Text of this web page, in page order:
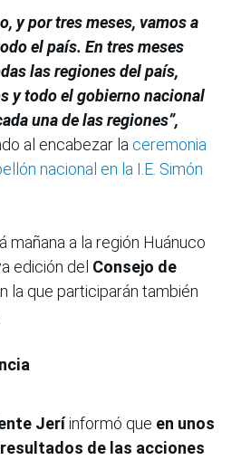
y por tres meses, vamos a
el país. En tres meses
las regiones del país,
y todo el gobierno nacional
una de las regiones”,
al encabezar la ceremonia
nacional en la I.E. Simón
mañana a la región Huánuco
edición del Consejo de
la que participarán también
Jeríinformó que en unos
de las acciones